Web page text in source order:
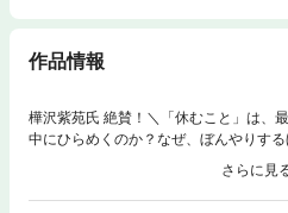
作品情報
樺沢紫苑氏 絶賛！＼「休むこと」は、
中にひらめくのか？なぜ、ぼんやりす
何もしないことで集中力と創造性を取
時”に働く、脳の隠れた機能にあった。
ル、会議、SNS、終わりのない煩雑な